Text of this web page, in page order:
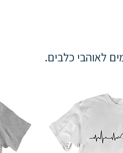
לאוהבי כלבים.